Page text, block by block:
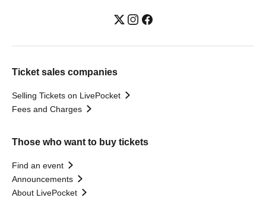
Ticket sales companies
Selling Tickets on LivePocket
Fees and Charges
Those who want to buy tickets
Find an event
Announcements
About LivePocket